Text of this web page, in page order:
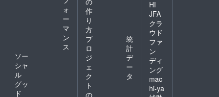
ォ
ー
マ
ン
ス
ソー
シャ
ル
グッ
ド
作
り
方
プ
ロ
ジ
ェ
ク
ト
の
統
計
デ
ー
タ
HI
JFA
クラ
ウド
ファ
ン
ディ
ング
mac
hi-ya